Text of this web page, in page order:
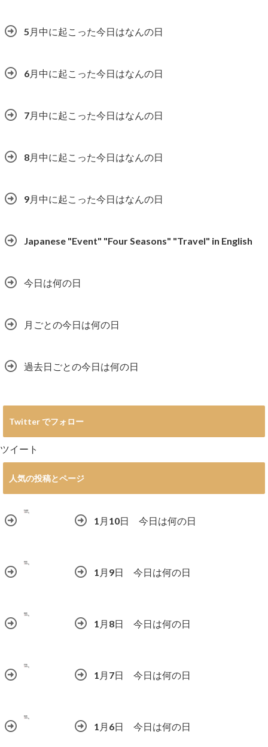
5月中に起こった今日はなんの日
6月中に起こった今日はなんの日
7月中に起こった今日はなんの日
8月中に起こった今日はなんの日
9月中に起こった今日はなんの日
Japanese "Event" "Four Seasons" "Travel" in English
今日は何の日
月ごとの今日は何の日
過去日ごとの今日は何の日
Twitter でフォロー
ツイート
人気の投稿とページ
1月10日 今日は何の日
1月9日 今日は何の日
1月8日 今日は何の日
1月7日 今日は何の日
1月6日 今日は何の日